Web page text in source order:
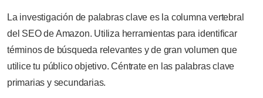
La investigación de palabras clave es la columna vertebral
del SEO de Amazon. Utiliza herramientas para identificar
términos de búsqueda relevantes y de gran volumen que
utilice tu público objetivo. Céntrate en las palabras clave
primarias y secundarias.